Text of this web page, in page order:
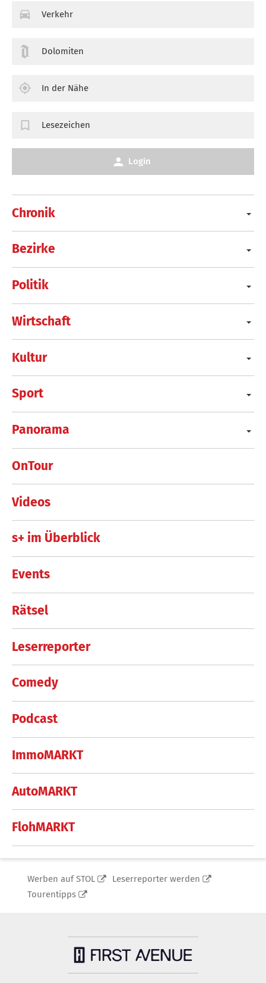
Chronik
Bezirke
Politik
Wirtschaft
Kultur
Sport
Panorama
OnTour
Videos
s+ im Überblick
Events
Rätsel
Leserreporter
Comedy
Podcast
ImmoMARKT
AutoMARKT
FlohMARKT
Verkehr
Dolomiten
In der Nähe
Lesezeichen
Login
Werben auf STOL
Leserreporter werden
Tourentipps